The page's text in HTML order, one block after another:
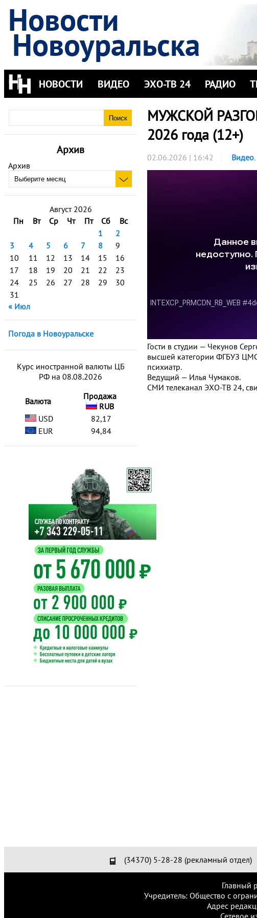
Новости
Новоуральска
НОВОСТИ ВИДЕО ЭХО-ТВ 24 РАДИО
Архив
Архив
Август 2026
Пн
Вт Ср Чт Пт Сб
Вс
1
2
3
4 5 6 7 8
9
10
11 12 13 14 15
16
17
18 19 20 21 22
23
24
25 26 27 28 29
30
31
« Июл
Погода в Новоуральске
Курс иностранной валюты ЦБ
РФ на 08.08.2026
Валюта
Продажа
RUB
USD
82,17
EUR
94,84
МУЖСКОЙ
2026 года (12+)
02.06.2026 | 16:42 Видео,
Гости в студии — Чекунов
высшей категории ФГБУЗ
психиатр.
Ведущий — Илья Чумаков.
СМИ телеканал ЭХО-ТВ 24,
(34370) 5-28-28 (рекламный отдел)
Главный
Учредитель: Общество с
Адрес